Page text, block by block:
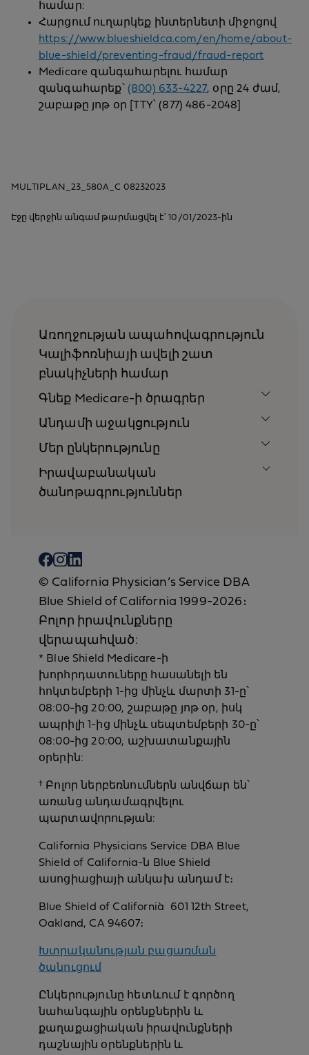
համար:
Հարցում ուղարկեք ինտերնետի միջոցով
https://www.blueshieldca.com/en/home/about-
blue-shield/preventing-fraud/fraud-report
Medicare զանգահարելու համար
զանգահարեք՝ (800) 633-4227, օրը 24 ժամ,
շաբաթը յոթ օր [TTY՝ (877) 486-2048]
MULTIPLAN_23_580A_C 08232023
Էջը վերջին անգամ թարմացվել է՝ 10/01/2023-ին
Առողջության ապահովագրություն
Կալիֆոռնիայի ավելի շատ
բնակիչների համար
Գնեք Medicare-ի ծրագրեր
Անդամի աջակցություն
Մեր ընկերությունը
Իրավաբանական
ծանոթագրություններ
© California Physician’s Service DBA
Blue Shield of California 1999-2026։
Բոլոր իրավունքները
վերապահված:
* Blue Shield Medicare-ի
խորհրդատուները հասանելի են
հոկտեմբերի 1-ից մինչև մարտի 31-ը՝
08:00-ից 20:00, շաբաթը յոթ օր, իսկ
ապրիլի 1-ից մինչև սեպտեմբերի 30-ը՝
08:00-ից 20:00, աշխատանքային
օրերին:
† Բոլոր ներբեռնումներն անվճար են՝
առանց անդամագրվելու
պարտավորության:
California Physicians Service DBA Blue
Shield of California-ն Blue Shield
ասոցիացիայի անկախ անդամ է։
Blue Shield of California` 601 12th Street,
Oakland, CA 94607։
Խտրականության բացառման
ծանուցում
Ընկերությունը հետևում է գործող
նահանգային օրենքներին և
քաղաքացիական իրավունքների
դաշնային օրենքներին և